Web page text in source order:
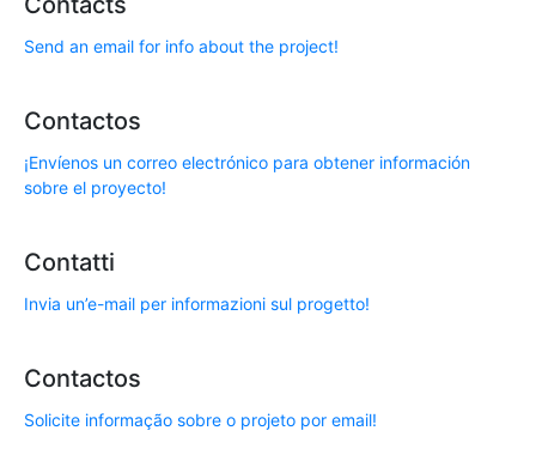
Send an email for info about the project!
Contactos
¡Envíenos un correo electrónico para obtener información
sobre el proyecto!
Contatti
Invia un’e-mail per informazioni sul progetto!
Contactos
Solicite informação sobre o projeto por email!